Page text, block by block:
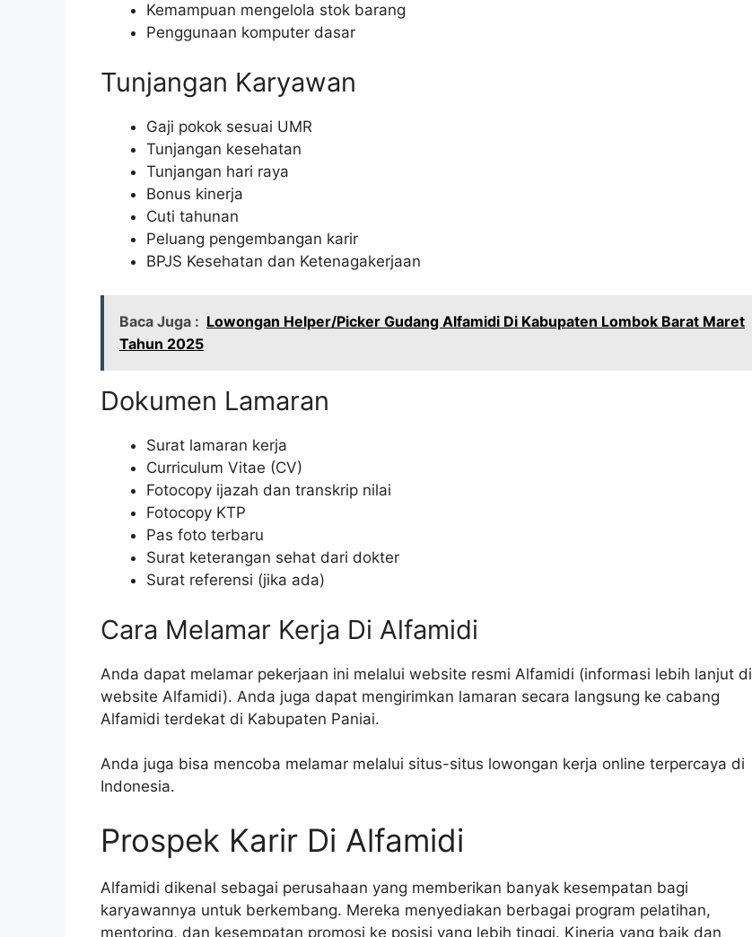
Kemampuan mengelola stok barang
Penggunaan komputer dasar
Tunjangan Karyawan
Gaji pokok sesuai UMR
Tunjangan kesehatan
Tunjangan hari raya
Bonus kinerja
Cuti tahunan
Peluang pengembangan karir
BPJS Kesehatan dan Ketenagakerjaan
Baca Juga : Lowongan Helper/Picker Gudang Alfamidi Di Kabupaten Lombok Barat Maret
Tahun 2025
Dokumen Lamaran
Surat lamaran kerja
Curriculum Vitae (CV)
Fotocopy ijazah dan transkrip nilai
Fotocopy KTP
Pas foto terbaru
Surat keterangan sehat dari dokter
Surat referensi (jika ada)
Cara Melamar Kerja Di Alfamidi
Anda dapat melamar pekerjaan ini melalui website resmi Alfamidi (informasi lebih lanjut di
website Alfamidi). Anda juga dapat mengirimkan lamaran secara langsung ke cabang
Alfamidi terdekat di Kabupaten Paniai.
Anda juga bisa mencoba melamar melalui situs-situs lowongan kerja online terpercaya di
Indonesia.
Prospek Karir Di Alfamidi
Alfamidi dikenal sebagai perusahaan yang memberikan banyak kesempatan bagi
karyawannya untuk berkembang. Mereka menyediakan berbagai program pelatihan,
mentoring, dan kesempatan promosi ke posisi yang lebih tinggi. Kinerja yang baik dan